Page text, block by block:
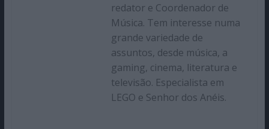
redator e Coordenador de
Música. Tem interesse numa
grande variedade de
assuntos, desde música, a
gaming, cinema, literatura e
televisão. Especialista em
LEGO e Senhor dos Anéis.